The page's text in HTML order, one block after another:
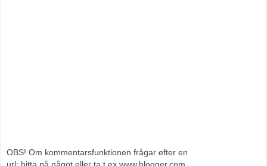
OBS! Om kommentarsfunktionen frågar efter en